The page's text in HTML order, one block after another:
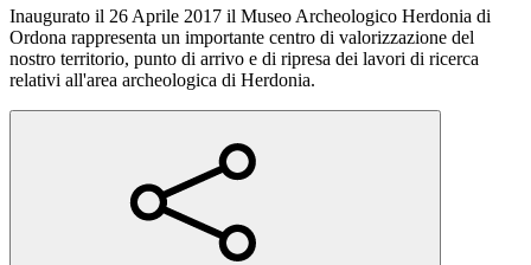
Inaugurato il 26 Aprile 2017 il Museo Archeologico Herdonia di
Ordona rappresenta un importante centro di valorizzazione del
nostro territorio, punto di arrivo e di ripresa dei lavori di ricerca
relativi all'area archeologica di Herdonia.